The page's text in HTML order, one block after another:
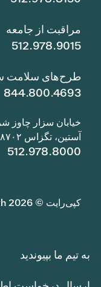
مراقبت از جامعه
512.978.9015
طرح‌های سلامت
844.800.4693
خیابان سزار چاوز
آستین، تگزاس ۷۸۷۰۲
512.978.8000
کپی‌رایت © 2026 Central Health. تمامی حقوق محفوظ است.
به تیم ما بپیوندید